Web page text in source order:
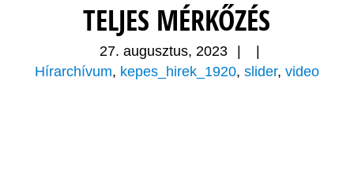
TELJES MÉRKŐZÉS
27. augusztus, 2023
Hírarchívum, kepes_hirek_1920, slider, video